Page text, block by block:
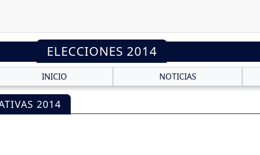
ELECCIONES 2014
INICIO NOTICIAS
2014